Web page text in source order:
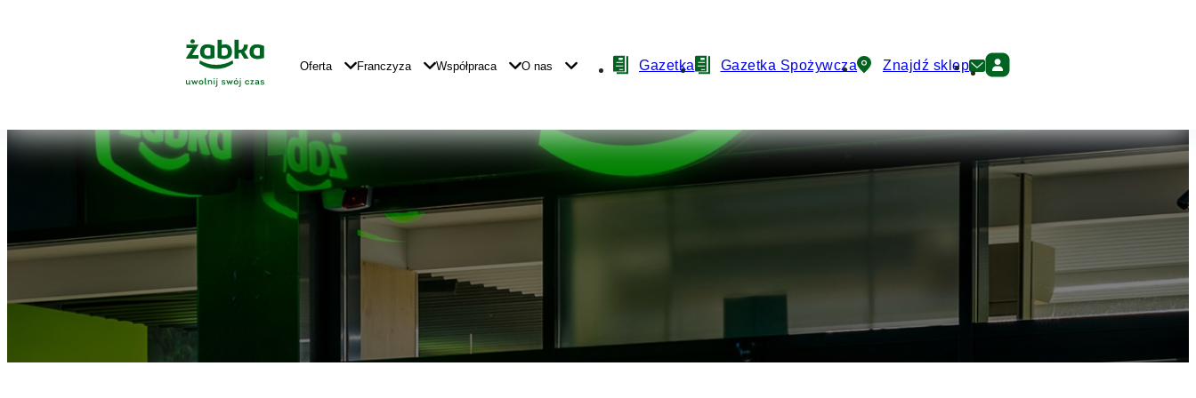
Główne
Logo
Główna
Nawigacja
Oferta Franczyza Współpraca O nas
NawigacjaGazetka Gazetka Spożywcza Znajdź sklep